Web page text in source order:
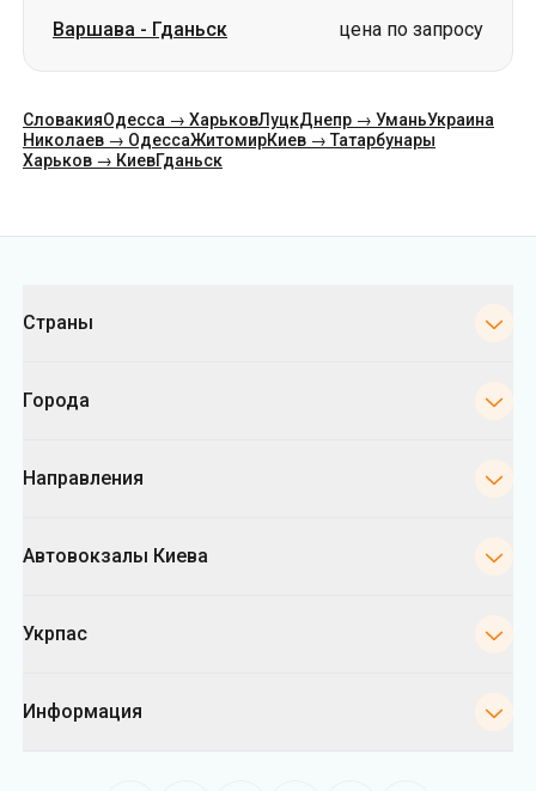
Варшава - Гданьск цена по запросу
СловакияОдесса → ХарьковЛуцкДнепр → УманьУкраина
Николаев → ОдессаЖитомирКиев → Татарбунары
Харьков → КиевГданьск
Страны
Города
Направления
Автовокзалы Киева
Укрпас
Информация